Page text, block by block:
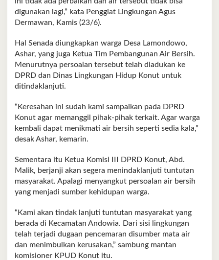
digunakan lagi,” kata Penggiat Lingkungan Agus
Dermawan, Kamis (23/6).
Hal Senada diungkapkan warga Desa Lamondowo,
Ashar, yang juga Ketua Tim Pembangunan Air Bersih.
Menurutnya persoalan tersebut telah diadukan ke
DPRD dan Dinas Lingkungan Hidup Konut untuk
ditindaklanjuti.
“Keresahan ini sudah kami sampaikan pada DPRD
Konut agar memanggil pihak-pihak terkait. Agar warga
kembali dapat menikmati air bersih seperti sedia kala,”
desak Ashar, kemarin.
Sementara itu Ketua Komisi III DPRD Konut, Abd.
Malik, berjanji akan segera menindaklanjuti tuntutan
masyarakat. Apalagi menyangkut persoalan air bersih
yang menjadi sumber kehidupan warga.
“Kami akan tindak lanjuti tuntutan masyarakat yang
berada di Kecamatan Andowia. Dari sisi lingkungan
telah terjadi dugaan pencemaran disumber mata air
dan menimbulkan kerusakan,” sambung mantan
komisioner KPUD Konut itu.